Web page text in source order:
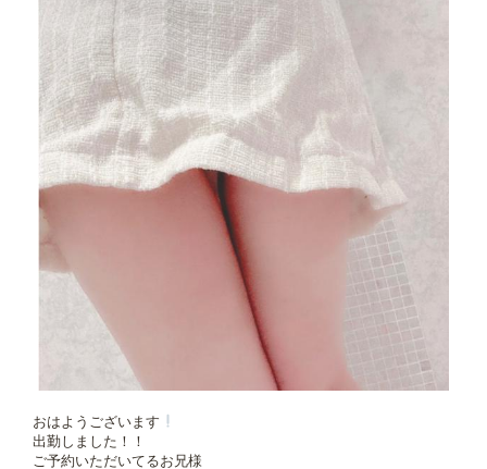
おはようございます
出勤しました！！
ご予約いただいてるお兄様